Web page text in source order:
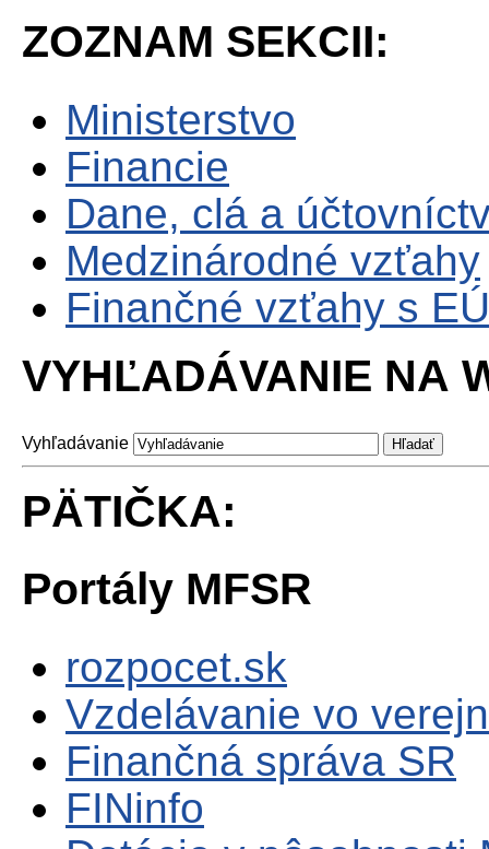
ZOZNAM SEKCII:
Ministerstvo
Financie
Dane, clá a
Medzinárodné vzťahy
Finančné vzťahy s EÚ
VYHĽADÁVANIE NA
Vyhľadávanie
PÄTIČKA:
Portály MFSR
rozpocet.sk
Vzdelávanie vo
Finančná správa SR
FINinfo